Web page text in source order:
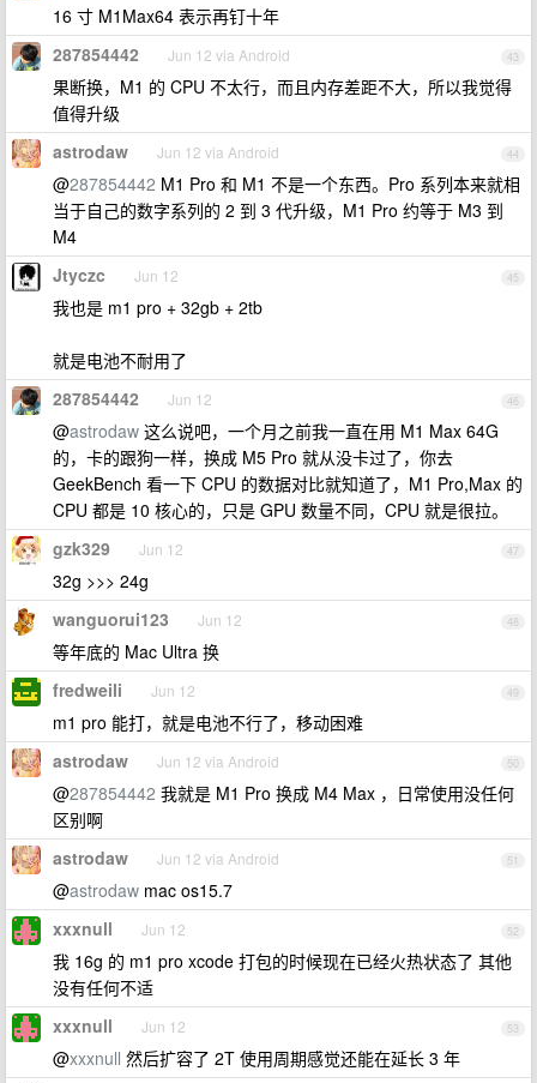
16 寸 M1Max64 表示再钉十年
43
287854442 Jun 12 via Android
果断换，M1 的 CPU 不太行，而且内存差距不大，所以我觉得
值得升级
44
astrodaw Jun 12 via Android
@287854442 M1 Pro 和 M1 不是一个东西。Pro 系列本来就相
当于自己的数字系列的 2 到 3 代升级，M1 Pro 约等于 M3 到
M4
45
Jtyczc Jun 12
我也是 m1 pro + 32gb + 2tb
就是电池不耐用了
46
287854442 Jun 12
@astrodaw 这么说吧，一个月之前我一直在用 M1 Max 64G
的，卡的跟狗一样，换成 M5 Pro 就从没卡过了，你去
GeekBench 看一下 CPU 的数据对比就知道了，M1 Pro,Max 的
CPU 都是 10 核心的，只是 GPU 数量不同，CPU 就是很拉。
47
gzk329 Jun 12
32g >>> 24g
48
wanguorui123 Jun 12
等年底的 Mac Ultra 换
49
fredweili Jun 12
m1 pro 能打，就是电池不行了，移动困难
50
astrodaw Jun 12 via Android
@287854442 我就是 M1 Pro 换成 M4 Max ，日常使用没任何
区别啊
51
astrodaw Jun 12 via Android
@astrodaw mac os15.7
52
xxxnull Jun 12
我 16g 的 m1 pro xcode 打包的时候现在已经火热状态了 其他
没有任何不适
53
xxxnull Jun 12
@xxxnull 然后扩容了 2T 使用周期感觉还能在延长 3 年